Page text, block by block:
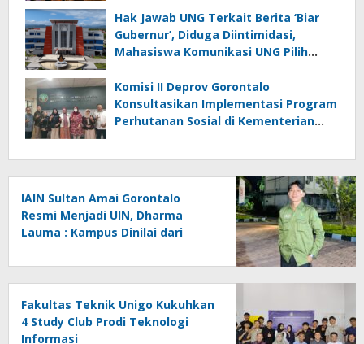
Hak Jawab UNG Terkait Berita ‘Biar
Gubernur’, Diduga Diintimidasi,
Mahasiswa Komunikasi UNG Pilih
Komisi II Deprov Gorontalo
Konsultasikan Implementasi Program
Perhutanan Sosial di Kementerian
IAIN Sultan Amai Gorontalo
Resmi Menjadi UIN, Dharma
Lauma : Kampus Dinilai dari
Fakultas Teknik Unigo Kukuhkan
4 Study Club Prodi Teknologi
Informasi